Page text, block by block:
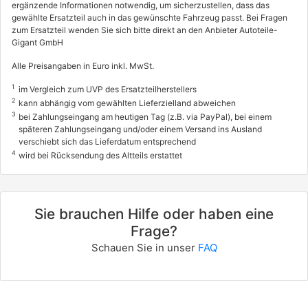
ergänzende Informationen notwendig, um sicherzustellen, dass das
gewählte Ersatzteil auch in das gewünschte Fahrzeug passt. Bei Fragen
zum Ersatzteil wenden Sie sich bitte direkt an den Anbieter Autoteile-
Gigant GmbH
Alle Preisangaben in Euro inkl. MwSt.
1 im Vergleich zum UVP des Ersatzteilherstellers
2 kann abhängig vom gewählten Lieferzielland abweichen
3 bei Zahlungseingang am heutigen Tag (z.B. via PayPal), bei einem
späteren Zahlungseingang und/oder einem Versand ins Ausland
verschiebt sich das Lieferdatum entsprechend
4 wird bei Rücksendung des Altteils erstattet
Sie brauchen Hilfe oder haben eine
Frage?
Schauen Sie in unser FAQ